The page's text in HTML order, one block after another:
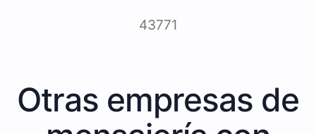
43771
Otras empresas de